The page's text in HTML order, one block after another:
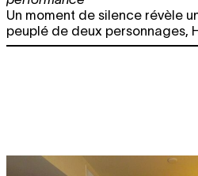
Un moment de silence révèle
peuplé de deux personnages,